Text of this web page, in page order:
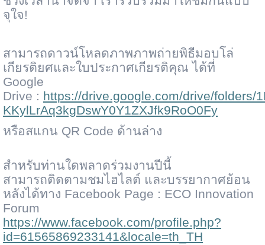
จุใจ!
สามารถดาวน์โหลดภาพภาพถ่ายพิธีมอบโล่
เกียรติยศและใบประกาศเกียรติคุณ ได้ที่
Google
Drive : https://drive.google.com/drive/folders/
KKylLrAq3kgDswY0Y1ZXJfk9RoO0Fy
หรือสแกน QR Code ด้านล่าง
สำหรับท่านใดพลาดร่วมงานปีนี้
สามารถติดตามชมไฮไลต์ และบรรยากาศย้อน
หลังได้ทาง Facebook Page : ECO Innovation
Forum
https://www.facebook.com/profile.php?
id=61565869233141&locale=th_TH